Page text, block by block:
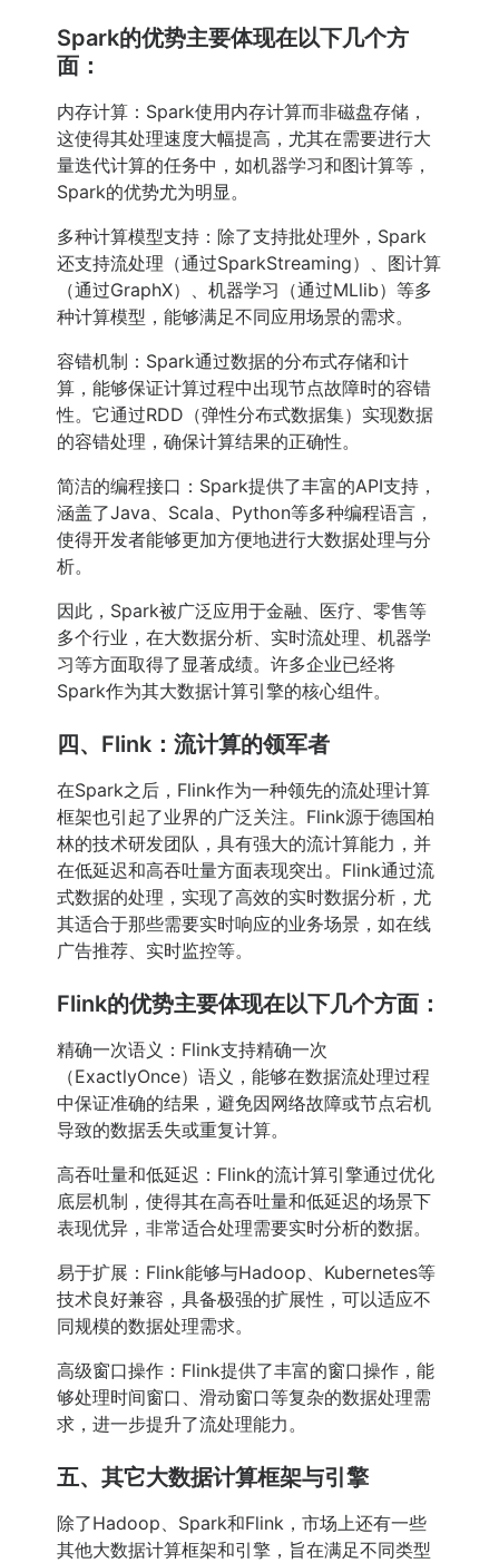
Spark的优势主要体现在以下几个方
面：
内存计算：Spark使用内存计算而非磁盘存储，
这使得其处理速度大幅提高，尤其在需要进行大
量迭代计算的任务中，如机器学习和图计算等，
Spark的优势尤为明显。
多种计算模型支持：除了支持批处理外，Spark
还支持流处理（通过SparkStreaming）、图计算
（通过GraphX）、机器学习（通过MLlib）等多
种计算模型，能够满足不同应用场景的需求。
容错机制：Spark通过数据的分布式存储和计
算，能够保证计算过程中出现节点故障时的容错
性。它通过RDD（弹性分布式数据集）实现数据
的容错处理，确保计算结果的正确性。
简洁的编程接口：Spark提供了丰富的API支持，
涵盖了Java、Scala、Python等多种编程语言，
使得开发者能够更加方便地进行大数据处理与分
析。
因此，Spark被广泛应用于金融、医疗、零售等
多个行业，在大数据分析、实时流处理、机器学
习等方面取得了显著成绩。许多企业已经将
Spark作为其大数据计算引擎的核心组件。
四、Flink：流计算的领军者
在Spark之后，Flink作为一种领先的流处理计算
框架也引起了业界的广泛关注。Flink源于德国柏
林的技术研发团队，具有强大的流计算能力，并
在低延迟和高吞吐量方面表现突出。Flink通过流
式数据的处理，实现了高效的实时数据分析，尤
其适合于那些需要实时响应的业务场景，如在线
广告推荐、实时监控等。
Flink的优势主要体现在以下几个方面：
精确一次语义：Flink支持精确一次
（ExactlyOnce）语义，能够在数据流处理过程
中保证准确的结果，避免因网络故障或节点宕机
导致的数据丢失或重复计算。
高吞吐量和低延迟：Flink的流计算引擎通过优化
底层机制，使得其在高吞吐量和低延迟的场景下
表现优异，非常适合处理需要实时分析的数据。
易于扩展：Flink能够与Hadoop、Kubernetes等
技术良好兼容，具备极强的扩展性，可以适应不
同规模的数据处理需求。
高级窗口操作：Flink提供了丰富的窗口操作，能
够处理时间窗口、滑动窗口等复杂的数据处理需
求，进一步提升了流处理能力。
五、其它大数据计算框架与引擎
除了Hadoop、Spark和Flink，市场上还有一些
其他大数据计算框架和引擎，旨在满足不同类型